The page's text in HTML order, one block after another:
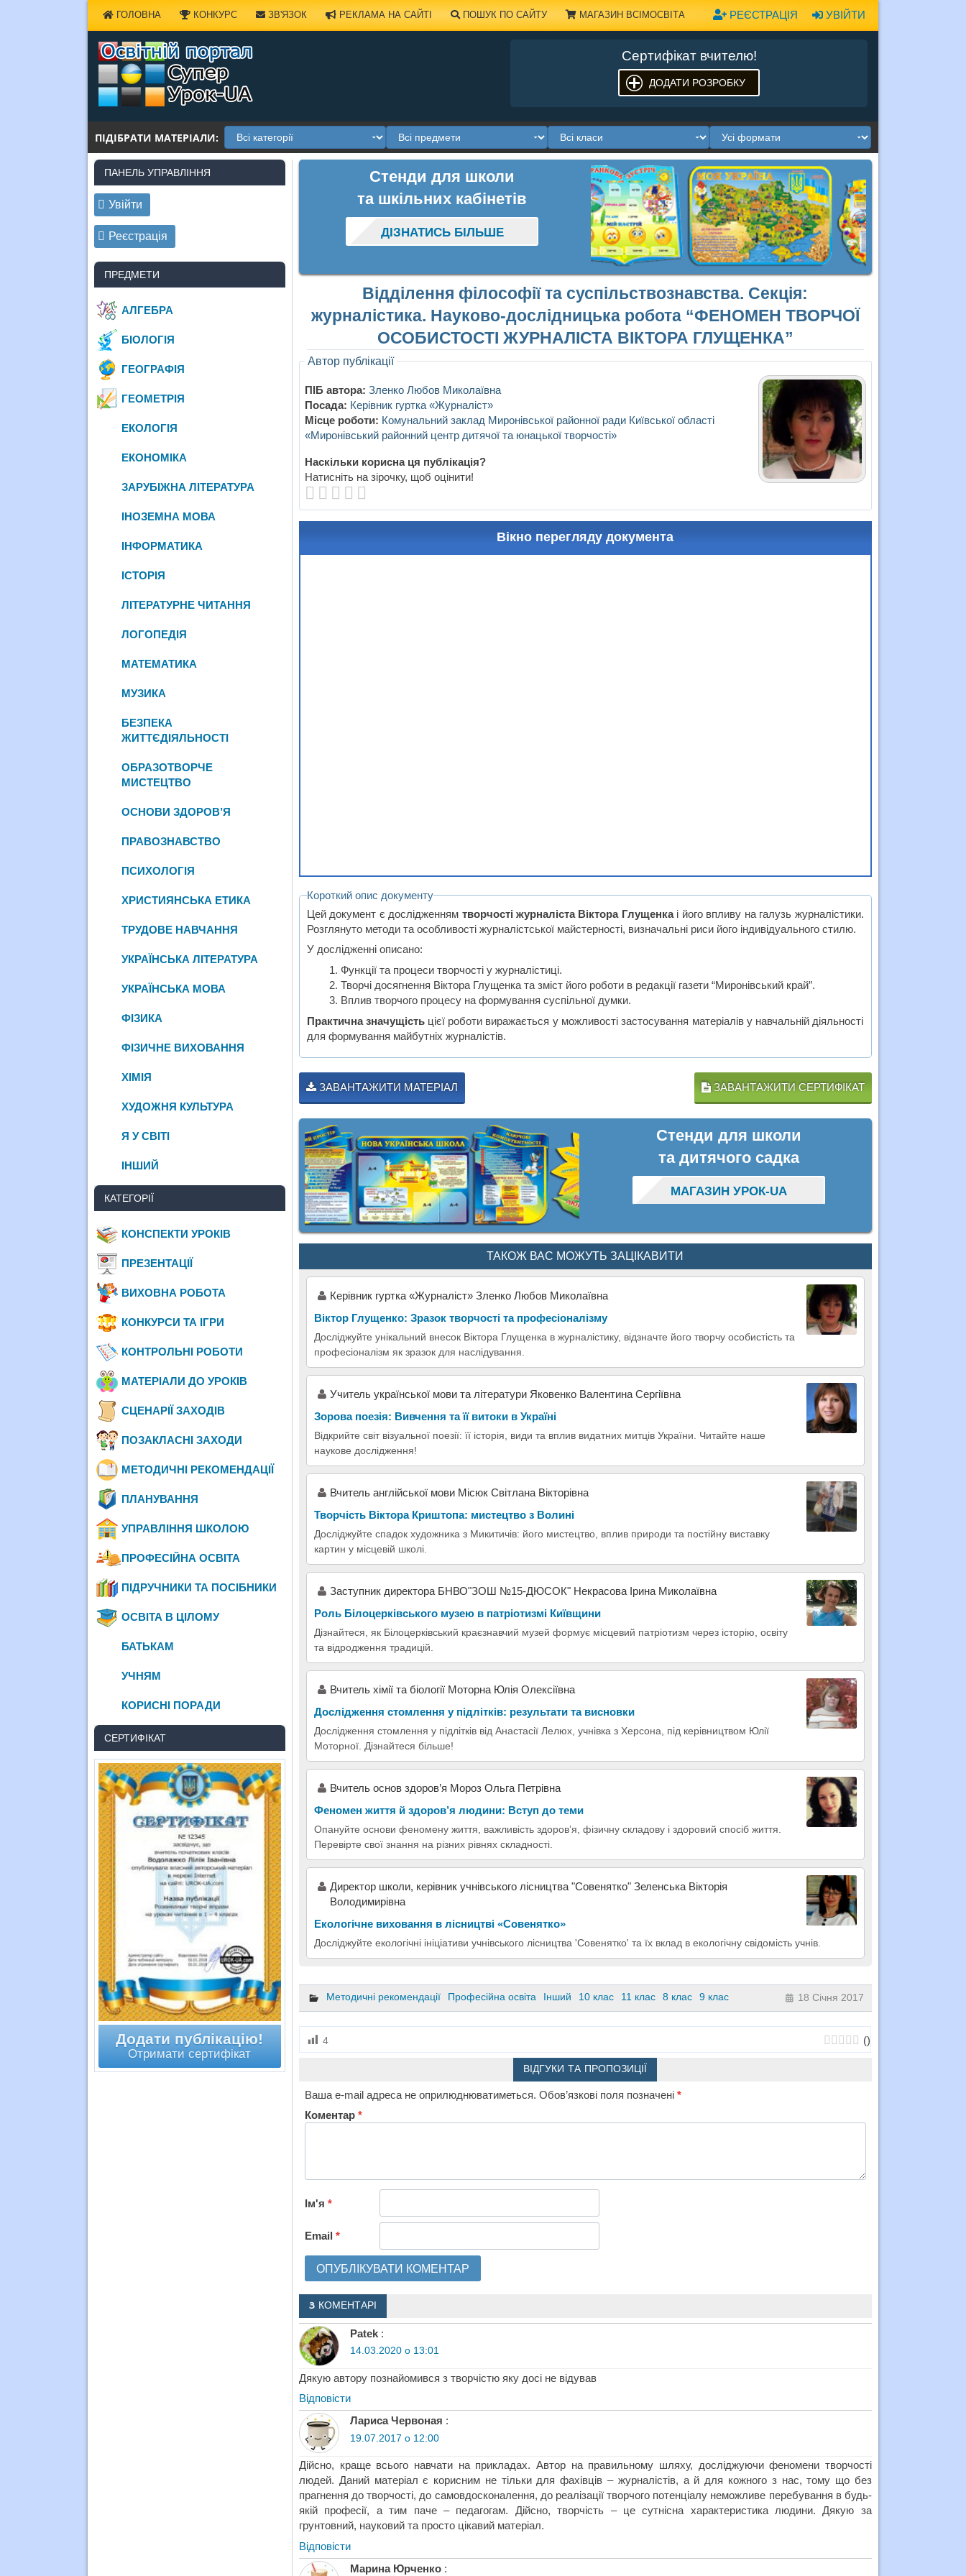
УВІЙТИ
РЕЄСТРАЦІЯ
ГОЛОВНА КОНКУРС ЗВ'ЯЗОК РЕКЛАМА НА САЙТІ ПОШУК ПО САЙТУ МАГАЗИН ВСІМОСВІТА
Сертифікат вчителю!
ДОДАТИ РОЗРОБКУ
ПІДІБРАТИ МАТЕРІАЛИ:
Стенди для школи
та шкільних кабінетів
ДІЗНАТИСЬ БІЛЬШЕ
Відділення філософії та суспільствознавства. Секція:
журналістика. Науково-дослідницька робота “ФЕНОМЕН ТВОРЧОЇ
ОСОБИСТОСТІ ЖУРНАЛІСТА ВІКТОРА ГЛУЩЕНКА”
Автор публікації
ПІБ автора: Зленко Любов Миколаївна
Посада: Керівник гуртка «Журналіст»
Місце роботи: Комунальний заклад Миронівської районної ради Київської області
«Миронівський районний центр дитячої та юнацької творчості»
Наскільки корисна ця публікація?
Натисніть на зірочку, щоб оцінити!
Вікно перегляду документа
Короткий опис документу
Цей документ є дослідженням творчості журналіста Віктора Глущенкаі його впливу на галузь журналістики.
Розглянуто методи та особливості журналістської майстерності, визначальні риси його індивідуального стилю.
У дослідженні описано:
Функції та процеси творчості у журналістиці.
Творчі досягнення Віктора Глущенка та зміст його роботи в редакції газети “Миронівський край”.
Вплив творчого процесу на формування суспільної думки.
Практична значущістьцієї роботи виражається у можливості застосування матеріалів у навчальній діяльності
для формування майбутніх журналістів.
ЗАВАНТАЖИТИ МАТЕРІАЛ ЗАВАНТАЖИТИ СЕРТИФІКАТ
Стенди для школи
та дитячого садка
МАГАЗИН УРОК-UA
ТАКОЖ ВАС МОЖУТЬ ЗАЦІКАВИТИ
Керівник гуртка «Журналіст» Зленко Любов Миколаївна
Віктор Глущенко: Зразок творчості та професіоналізму
Досліджуйте унікальний внесок Віктора Глущенка в журналістику, відзначте його творчу особистість та
професіоналізм як зразок для наслідування.
Учитель української мови та літератури Яковенко Валентина Сергіївна
Зорова поезія: Вивчення та її витоки в Україні
Відкрийте світ візуальної поезії: її історія, види та вплив видатних митців України. Читайте наше
наукове дослідження!
Вчитель англійської мови Місюк Світлана Вікторівна
Творчість Віктора Криштопа: мистецтво з Волині
Досліджуйте спадок художника з Микитичів: його мистецтво, вплив природи та постійну виставку
картин у місцевій школі.
Заступник директора БНВО"ЗОШ №15-ДЮСОК" Некрасова Ірина Миколаївна
Роль Білоцерківського музею в патріотизмі Київщини
Дізнайтеся, як Білоцерківський краєзнавчий музей формує місцевий патріотизм через історію, освіту
та відродження традицій.
Вчитель хімії та біології Моторна Юлія Олексіївна
Дослідження стомлення у підлітків: результати та висновки
Дослідження стомлення у підлітків від Анастасії Лелюх, учнівка з Херсона, під керівництвом Юлії
Моторної. Дізнайтеся більше!
Вчитель основ здоров’я Мороз Ольга Петрівна
Феномен життя й здоров’я людини: Вступ до теми
Опануйте основи феномену життя, важливість здоров’я, фізичну складову і здоровий спосіб життя.
Перевірте свої знання на різних рівнях складності.
Директор школи, керівник учнівського лісництва "Совенятко" Зеленська Вікторія
Володимирівна
Екологічне виховання в лісництві «Совенятко»
Досліджуйте екологічні ініціативи учнівського лісництва 'Совенятко' та їх вклад в екологічну свідомість учнів.
Методичні рекомендації Професійна освіта Інший 10 клас 11 клас 8 клас 9 клас 18 Січня 2017
4 ()
ВІДГУКИ ТА ПРОПОЗИЦІЇ
Ваша e-mail адреса не оприлюднюватиметься. Обов’язкові поля позначені *
Коментар *
Ім'я *
Email *
3 КОМЕНТАРІ
Patek :
14.03.2020 о 13:01
Дякую автору познайомився з творчістю яку досі не відував
Відповіcти
Лариса Червоная :
19.07.2017 о 12:00
Дійсно, краще всього навчати на прикладах. Автор на правильному шляху, досліджуючи феномени творчості
людей. Даний матеріал є корисним не тільки для фахівців – журналістів, а й для кожного з нас, тому що без
прагнення до творчості, до самовдосконалення, до реалізації творчого потенціалу неможливе перебування в будь-
якій професії, а тим паче – педагогам. Дійсно, творчість – це сутнісна характеристика людини. Дякую за
грунтовний, науковий та просто цікавий матеріал.
Відповіcти
Марина Юрченко :
ПАНЕЛЬ УПРАВЛІННЯ
Увійти
Реєстрація
ПРЕДМЕТИ
АЛГЕБРА
БІОЛОГІЯ
ГЕОГРАФІЯ
ГЕОМЕТРІЯ
ЕКОЛОГІЯ
ЕКОНОМІКА
ЗАРУБІЖНА ЛІТЕРАТУРА
ІНОЗЕМНА МОВА
ІНФОРМАТИКА
ІСТОРІЯ
ЛІТЕРАТУРНЕ ЧИТАННЯ
ЛОГОПЕДІЯ
МАТЕМАТИКА
МУЗИКА
БЕЗПЕКА
ЖИТТЄДІЯЛЬНОСТІ
ОБРАЗОТВОРЧЕ
МИСТЕЦТВО
ОСНОВИ ЗДОРОВ’Я
ПРАВОЗНАВСТВО
ПСИХОЛОГІЯ
ХРИСТИЯНСЬКА ЕТИКА
ТРУДОВЕ НАВЧАННЯ
УКРАЇНСЬКА ЛІТЕРАТУРА
УКРАЇНСЬКА МОВА
ФІЗИКА
ФІЗИЧНЕ ВИХОВАННЯ
ХІМІЯ
ХУДОЖНЯ КУЛЬТУРА
Я У СВІТІ
ІНШИЙ
КАТЕГОРІЇ
КОНСПЕКТИ УРОКІВ
ПРЕЗЕНТАЦІЇ
ВИХОВНА РОБОТА
КОНКУРСИ ТА ІГРИ
КОНТРОЛЬНІ РОБОТИ
МАТЕРІАЛИ ДО УРОКІВ
СЦЕНАРІЇ ЗАХОДІВ
ПОЗАКЛАСНІ ЗАХОДИ
МЕТОДИЧНІ РЕКОМЕНДАЦІЇ
ПЛАНУВАННЯ
УПРАВЛІННЯ ШКОЛОЮ
ПРОФЕСІЙНА ОСВІТА
ПІДРУЧНИКИ ТА ПОСІБНИКИ
ОСВІТА В ЦІЛОМУ
БАТЬКАМ
УЧНЯМ
КОРИСНІ ПОРАДИ
СЕРТИФІКАТ
Додати публікацію!
Отримати сертифікат